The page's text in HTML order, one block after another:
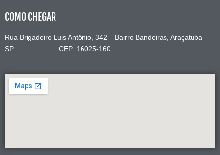
COMO CHEGAR
Rua Brigadeiro Luis Antônio, 342 – Bairro Bandeiras, Araçatuba –
SP CEP: 16025-160